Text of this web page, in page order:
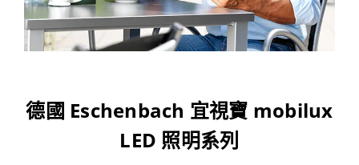
德國 Eschenbach 宜視寶 mobilux
LED 照明系列